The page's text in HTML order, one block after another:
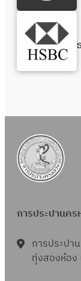
การประปานค
การประปา
ทุ่งสองห้อง